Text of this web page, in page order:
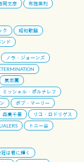
岡文彦
布施英利
ク
昭和歌謡
ンド
ノラ・ジョーンズ
氣志團
ミッシェル・ポルナレフ
ボブ・マーリー
森高千里
リコ・ロドリゲス
トニー谷
は君に輝く